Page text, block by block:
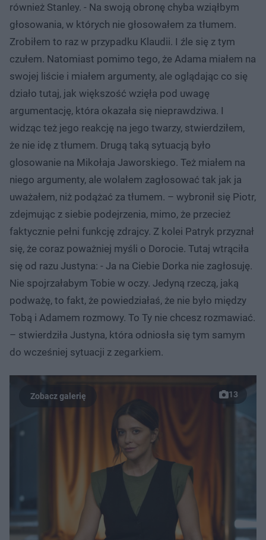
również Stanley. - Na swoją obronę chyba wziąłbym
głosowania, w których nie głosowałem za tłumem.
Zrobiłem to raz w przypadku Klaudii. I źle się z tym
czułem. Natomiast pomimo tego, że Adama miałem na
swojej liście i miałem argumenty, ale oglądając co się
działo tutaj, jak większość wzięła pod uwagę
argumentację, która okazała się nieprawdziwa. I
widząc też jego reakcję na jego twarzy, stwierdziłem,
że nie idę z tłumem. Drugą taką sytuacją było
glosowanie na Mikołaja Jaworskiego. Też miałem na
niego argumenty, ale wolałem zagłosować tak jak ja
uważałem, niż podążać za tłumem. – wybronił się Piotr,
zdejmując z siebie podejrzenia, mimo, że przecież
faktycznie pełni funkcję zdrajcy. Z kolei Patryk przyznał
się, że coraz poważniej myśli o Dorocie. Tutaj wtrąciła
się od razu Justyna: - Ja na Ciebie Dorka nie zagłosuję.
Nie spojrzałabym Tobie w oczy. Jedyną rzeczą, jaką
podważę, to fakt, że powiedziałaś, że nie było między
Tobą i Adamem rozmowy. To Ty nie chcesz rozmawiać.
– stwierdziła Justyna, która odniosła się tym samym
do wcześniej sytuacji z zegarkiem.
13